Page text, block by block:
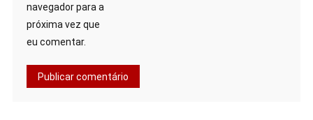
navegador para a
próxima vez que
eu comentar.